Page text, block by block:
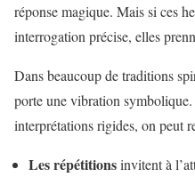
réponse magique. Mais si ces
interrogation précise, elles
Dans beaucoup de traditions
porte une vibration symbolique.
interprétations rigides, on peut
Les répétitionsinvitent à